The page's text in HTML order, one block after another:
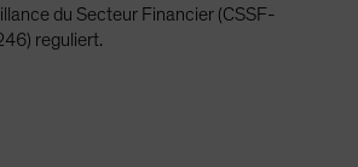
du Secteur Financier (CSSF-
reguliert.